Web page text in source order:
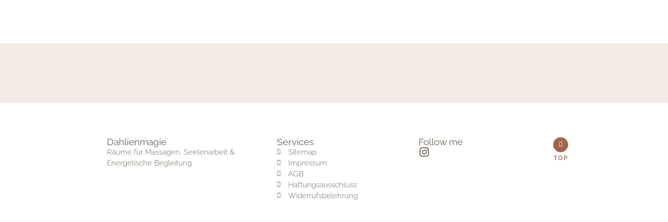
Dahlienmagie
Räume für Massagen, Seelenarbeit &
Energetische Begleitung
Services
Sitemap
Impressum
AGB
Haftungsausschluss
Widerrufsbelehrung
Follow me
TOP